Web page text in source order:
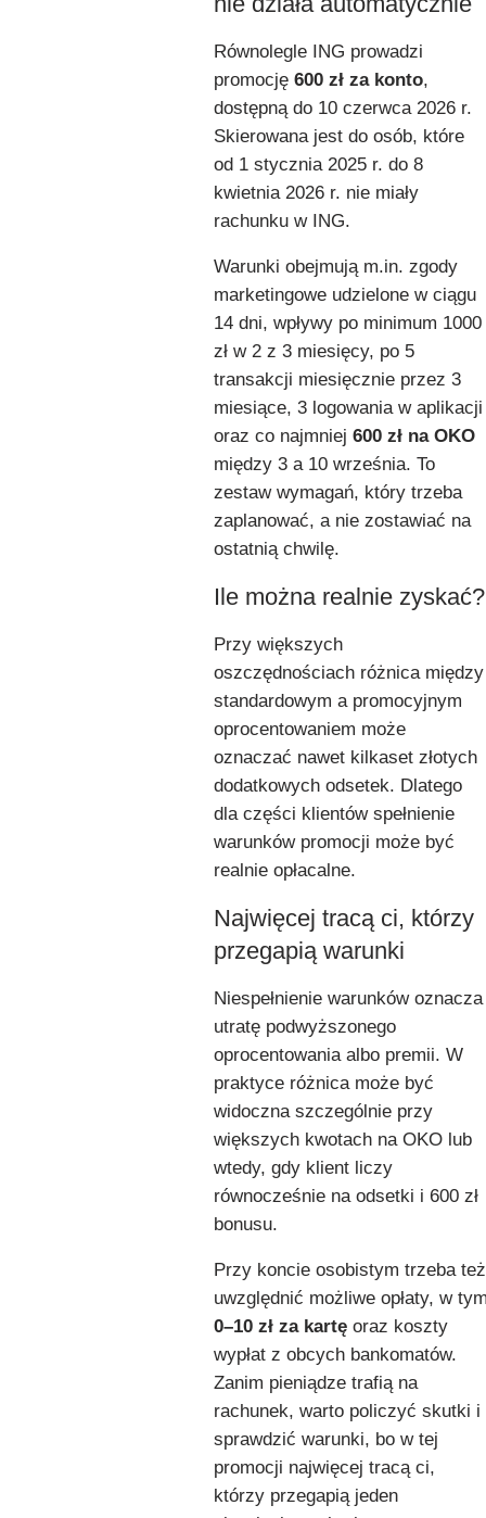
Równolegle ING prowadzi
promocję 600 zł za konto,
dostępną do 10 czerwca 2026 r.
Skierowana jest do osób, które
od 1 stycznia 2025 r. do 8
kwietnia 2026 r. nie miały
rachunku w ING.
Warunki obejmują m.in. zgody
marketingowe udzielone w ciągu
14 dni, wpływy po minimum 1000
zł w 2 z 3 miesięcy, po 5
transakcji miesięcznie przez 3
miesiące, 3 logowania w aplikacji
oraz co najmniej 600 zł na OKO
między 3 a 10 września. To
zestaw wymagań, który trzeba
zaplanować, a nie zostawiać na
ostatnią chwilę.
Ile można realnie zyskać?
Przy większych
oszczędnościach różnica między
standardowym a promocyjnym
oprocentowaniem może
oznaczać nawet kilkaset złotych
dodatkowych odsetek. Dlatego
dla części klientów spełnienie
warunków promocji może być
realnie opłacalne.
Najwięcej tracą ci, którzy
przegapią warunki
Niespełnienie warunków oznacza
utratę podwyższonego
oprocentowania albo premii. W
praktyce różnica może być
widoczna szczególnie przy
większych kwotach na OKO lub
wtedy, gdy klient liczy
równocześnie na odsetki i 600 zł
bonusu.
Przy koncie osobistym trzeba też
uwzględnić możliwe opłaty, w
0–10 zł za kartę oraz koszty
wypłat z obcych bankomatów.
Zanim pieniądze trafią na
rachunek, warto policzyć skutki i
sprawdzić warunki, bo w tej
promocji najwięcej tracą ci,
którzy przegapią jeden